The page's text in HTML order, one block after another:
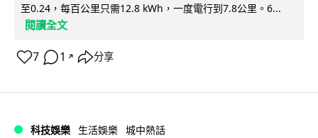
至0.24，每百公里只需12.8 kWh，一度電行到7.8公里。6...
閱讀全文
7 1 ↗ 分享
科技娛樂 生活娛樂 城中熱話